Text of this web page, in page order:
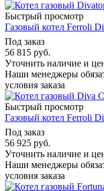
Быстрый просмотр
Газовый котел Ferroli
Под заказ
56 815 руб.
Уточнить наличие и
Наши менеджеры
условия заказа
Быстрый просмотр
Газовый котел Ferroli
Под заказ
56 925 руб.
Уточнить наличие и
Наши менеджеры
условия заказа